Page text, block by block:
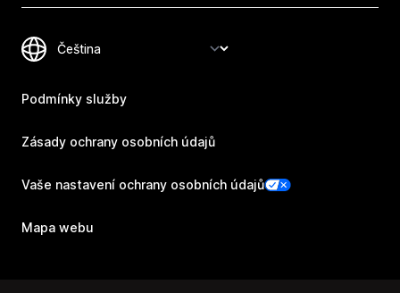
Podmínky služby
Zásady ochrany osobních údajů
Vaše nastavení ochrany osobních údajů
Mapa webu